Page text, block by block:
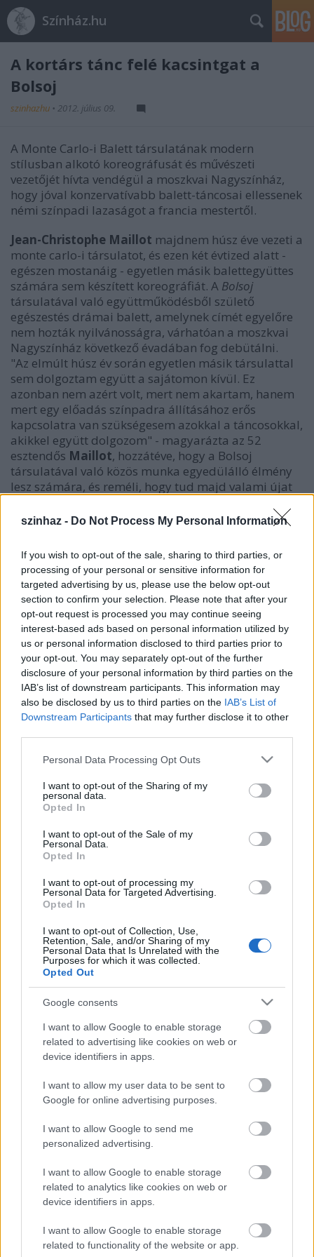
szinhaz - Do Not Process My Personal Information
If you wish to opt-out of the sale, sharing to third parties, or
processing of your personal or sensitive information for
targeted advertising by us, please use the below opt-out
section to confirm your selection. Please note that after your
opt-out request is processed you may continue seeing
interest-based ads based on personal information utilized by
us or personal information disclosed to third parties prior to
your opt-out. You may separately opt-out of the further
disclosure of your personal information by third parties on the
IAB’s list of downstream participants. This information may
also be disclosed by us to third parties on the IAB’s List of
Downstream Participants that may further disclose it to other
Please note that this website/app uses one or more Google
not limited to your visit or usage behaviour. You may click to
grant or deny consent to Google and its third-party tags to
use your data for below specified purposes in below Google
consent section.
Personal Data Processing Opt Outs
I want to opt-out of the Sharing of my
personal data.
Opted In
I want to opt-out of the Sale of my
Personal Data.
Opted In
I want to opt-out of processing my
Personal Data for Targeted Advertising.
Opted In
I want to opt-out of Collection, Use,
Retention, Sale, and/or Sharing of my
Personal Data that Is Unrelated with the
Purposes for which it was collected.
Opted Out
Google consents
I want to allow Google to enable storage
related to advertising like cookies on web or
device identifiers in apps.
I want to allow my user data to be sent to
Google for online advertising purposes.
I want to allow Google to send me
personalized advertising.
I want to allow Google to enable storage
related to analytics like cookies on web or
device identifiers in apps.
I want to allow Google to enable storage
related to functionality of the website or app.
Színház.hu
A kortárs tánc felé kacsintgat a
Bolsoj
szinhazhu • 2012. július 09.
A Monte Carlo-i Balett társulatának modern
stílusban alkotó koreográfusát és művészeti
vezetőjét hívta vendégül a moszkvai Nagyszínház,
hogy jóval konzervatívabb balett-táncosai ellessenek
némi színpadi lazaságot a francia mestertől.
Jean-Christophe Maillot majdnem húsz éve vezeti a
monte carlo-i társulatot, és ezen két évtized alatt -
egészen mostanáig - egyetlen másik balettegyüttes
számára sem készített koreográfiát. A Bolsoj
társulatával való együttműködésből születő
egészestés drámai balett, amelynek címét egyelőre
nem hozták nyilvánosságra, várhatóan a moszkvai
Nagyszínház következő évadában fog debütálni.
"Az elmúlt húsz év során egyetlen másik társulattal
sem dolgoztam együtt a sajátomon kívül. Ez
azonban nem azért volt, mert nem akartam, hanem
mert egy előadás színpadra állításához erős
kapcsolatra van szükségesem azokkal a táncosokkal,
akikkel együtt dolgozom" - magyarázta az 52
esztendős Maillot, hozzátéve, hogy a Bolsoj
társulatával való közös munka egyedülálló élmény
lesz számára, és reméli, hogy tud majd valami újat
Jean-Christophe Maillot (Fotó: visitmonaco.com)
műveken nevelkedett orosz balett-táncosok csak
nemrég kezdtek el kortárs tánccal is foglalkozni a
koreográfiai akadémiákon, illetve a színházakban. A
közelmúltban a szabadabb, jóval modernebb
technikákba is belekóstoló Bolsoj-táncosok
elmondták, hogy idegennek érezték az új
mozdulatokat. A velük dolgozó koreográfusok
szerint gyakran a táncosok mozgásának
akadémikussága jelenti az akadályt.
A kortárs táncművészet iránti elköteleződésének
jeleként a Bolsoj tavalySzergej Filin
t kérte fel, hogy
legyen a balett-társulat művészeti vezetője. A
korábban az orosz főváros második legnagyobb
balett-társulatában, a
Sztanyiszlavszkij Színházban táncoló
három
-t, hogy dolgozzon együtt az
orosz táncosokkal.
A monacói koreográfus számára az egyik
legizgalmasabb kihívást az jelenti, hogy némi
lazaságot csempésszen az orosz balettművészek
színpadi mozdulataiba. "A nagyon 'akadémiai
stílusú táncosokkal' való együttműködésben rejlő
igazi kihívás az, hogy ezek a táncosok nem értik
igazán a színészi játék finomságát" - vélekedett
koreográfia, ha az képes eltűnni a táncból,
lehetőséget adva az előadóknak a kibontakozásra. -
Éppen ez az, amelyben az orosz táncosoknak még
forrás: hvg.hu